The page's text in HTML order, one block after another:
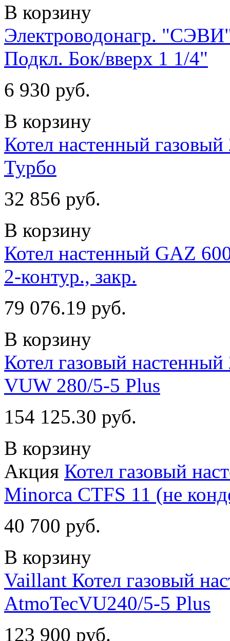
В корзину
Электроводонагр.
Подкл. Бок/вверх 1 1/4"
6 930 руб.
В корзину
Котел настенный
Турбо
32 856 руб.
В корзину
Котел настенный GAZ
2-контур., закр.
79 076.19 руб.
В корзину
Котел газовый
VUW 280/5-5 Plus
154 125.30 руб.
В корзину
Акция Котел газовый
Minorca CTFS 11 (не
40 700 руб.
В корзину
Vaillant Котел газовый
AtmoTecVU240/5-5 Plus
123 900 руб.